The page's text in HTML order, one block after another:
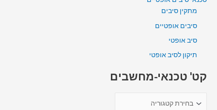
מתקין סיבים
סיבים אופטיים
סיב אופטי
תיקון לסיב אופטי
קט' טכנאי-מחשבים